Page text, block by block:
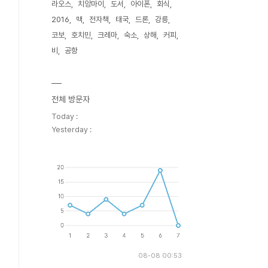
라오스 치앙마이 도서 아이폰
회식
2016
맥 전자책 태국 드론
강릉
코보
호치민 크레마 숙소 상해
커피
비
공항
전체 방문자
Today :
Yesterday :
08-08 00:53